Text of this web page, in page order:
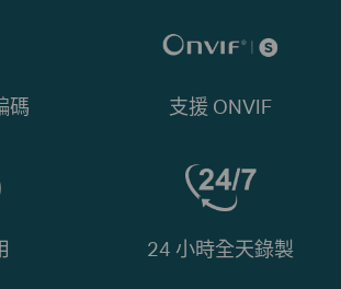
碼 支援 ONVIF
24 小時全天錄製